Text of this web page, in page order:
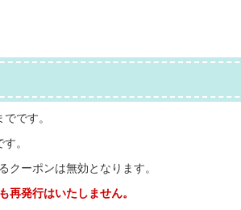
です。
。
クーポンは無効となります。
再発行はいたしません。